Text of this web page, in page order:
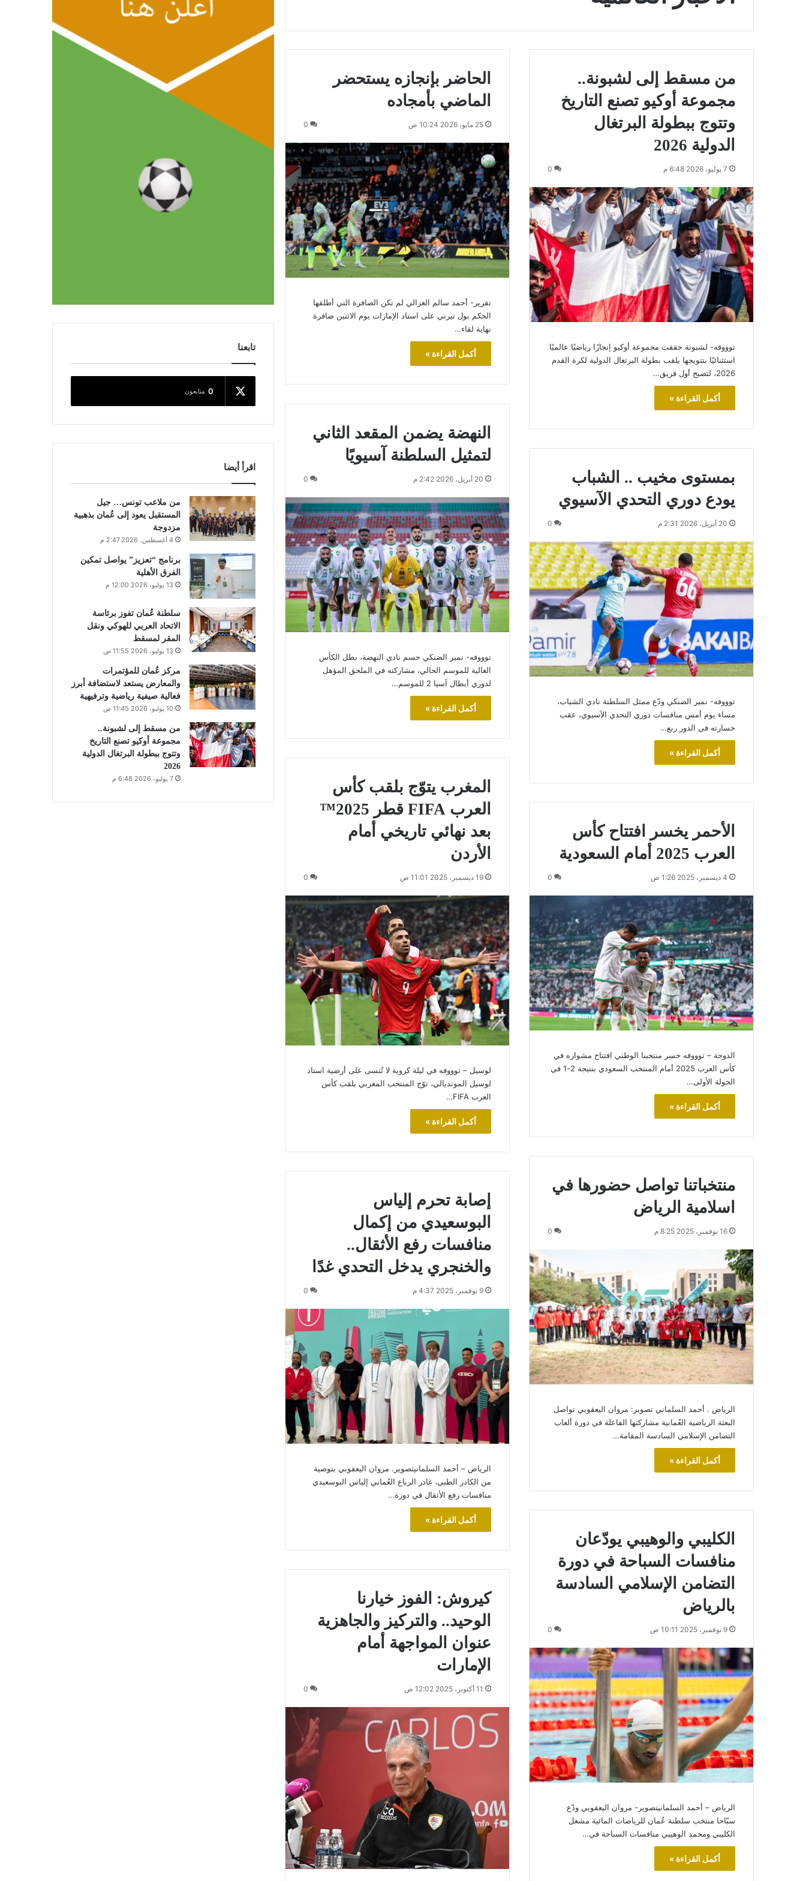
من مسقط إلى لشبونة..
مجموعة أوكيو تصنع التاريخ
وتتوج ببطولة البرتغال
الدولية 2026
7 يوليو، 2026 6:48 م 0
توووفه- لشبونة حققت مجموعة أوكيو إنجازًا رياضيًا عالميًا
استثنائيًا بتتويجها بلقب بطولة البرتغال الدولية لكرة القدم
2026، لتصبح أول فريق…
أكمل القراءة »
الحاضر بإنجازه يستحضر
الماضي بأمجاده
25 مايو، 2026 10:24 ص 0
تقرير- أحمد سالم الغزالي لم تكن الصافرة التي أطلقها
الحكم بول تيرني على استاد الإمارات يوم الاثنين صافرة
نهاية لقاء…
أكمل القراءة »
النهضة يضمن المقعد الثاني
لتمثيل السلطنة آسيويًا
20 أبريل، 2026 2:42 م 0
توووفه- نمير الضنكي حسم نادي النهضة، بطل الكأس
الغالية للموسم الحالي، مشاركته في الملحق المؤهل
لدوري أبطال آسيا 2 للموسم…
أكمل القراءة »
بمستوى مخيب .. الشباب
يودع دوري التحدي الآسيوي
20 أبريل، 2026 2:31 م 0
توووفه- نمير الضنكي ودّع ممثل السلطنة نادي الشباب،
مساء يوم أمس منافسات دوري التحدي الآسيوي، عقب
خسارته في الدور ربع…
أكمل القراءة »
المغرب يتوّج بلقب كأس
العرب FIFA قطر 2025™️
بعد نهائي تاريخي أمام
الأردن
19 ديسمبر، 2025 11:01 ص 0
لوسيل – توووفه في ليلة كروية لا تُنسى على أرضية استاد
لوسيل المونديالي، توّج المنتخب المغربي بلقب كأس
العرب FIFA…
أكمل القراءة »
الأحمر يخسر افتتاح كأس
العرب 2025 أمام السعودية
4 ديسمبر، 2025 1:26 ص 0
الدوحة – توووفه خسر منتخبنا الوطني افتتاح مشواره في
كأس العرب 2025 أمام المنتخب السعودي بنتيجة 2-1 في
الجولة الأولى…
أكمل القراءة »
منتخباتنا تواصل حضورها في
اسلامية الرياض
16 نوفمبر، 2025 8:25 م 0
الرياض . أحمد السلماني تصوير: مروان اليعقوبي تواصل
البعثة الرياضية العُمانية مشاركتها الفاعلة في دورة ألعاب
التضامن الإسلامي السادسة المقامة…
أكمل القراءة »
إصابة تحرم إلياس
البوسعيدي من إكمال
منافسات رفع الأثقال..
والخنجري يدخل التحدي غدًا
9 نوفمبر، 2025 4:37 م 0
الرياض – أحمد السلمانيتصوير. مروان اليعقوبي بتوصية
من الكادر الطبي، غادر الرباع العُماني إلياس البوسعيدي
منافسات رفع الأثقال في دورة…
أكمل القراءة »
الكليبي والوهيبي يودّعان
منافسات السباحة في دورة
التضامن الإسلامي السادسة
بالرياض
9 نوفمبر، 2025 10:11 ص 0
الرياض – أحمد السلمانيتصوير- مروان اليعقوبي ودّع
سبّاحا منتخب سلطنة عُمان للرياضات المائية مشعل
الكليبي ومحمد الوهيبي منافسات السباحة في…
أكمل القراءة »
كيروش: الفوز خيارنا
الوحيد.. والتركيز والجاهزية
عنوان المواجهة أمام
الإمارات
11 أكتوبر، 2025 12:02 ص 0
تابعنا
0 متابعون
اقرأ أيضا
من ملاعب تونس… جيل
المستقبل يعود إلى عُمان بذهبية
مزدوجة
4 أغسطس، 2026 2:47 م
برنامج “تعزيز” يواصل تمكين
الفرق الأهلية
13 يوليو، 2026 12:00 م
سلطنة عُمان تفوز برئاسة
الاتحاد العربي للهوكي ونقل
المقر لمسقط
13 يوليو، 2026 11:55 ص
مركز عُمان للمؤتمرات
والمعارض يستعد لاستضافة أبرز
فعالية صيفية رياضية وترفيهية
10 يوليو، 2026 11:45 ص
من مسقط إلى لشبونة..
مجموعة أوكيو تصنع التاريخ
وتتوج ببطولة البرتغال الدولية
2026
7 يوليو، 2026 6:48 م